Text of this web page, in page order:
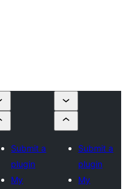
Submit a
plugin
My
Submit a
plugin
My